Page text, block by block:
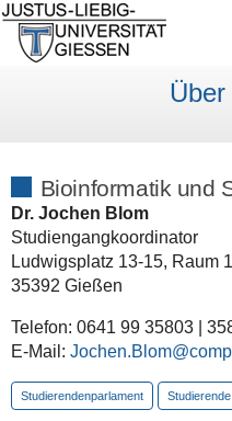
Bioinformatik und
Dr. Jochen Blom
Studiengangkoordinator
Ludwigsplatz 13-15, Raum
35392 Gießen
Telefon: 0641 99 35803 |
E-Mail:
Studierendenparlament Studierende